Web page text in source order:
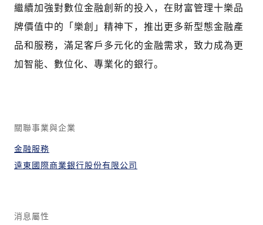
繼續加強對數位金融創新的投入，在財富管理十樂品
牌價值中的「樂創」精神下，推出更多新型態金融產
品和服務，滿足客戶多元化的金融需求，致力成為更
加智能、數位化、專業化的銀行。
關聯事業與企業
金融服務
遠東國際商業銀行股份有限公司
消息屬性